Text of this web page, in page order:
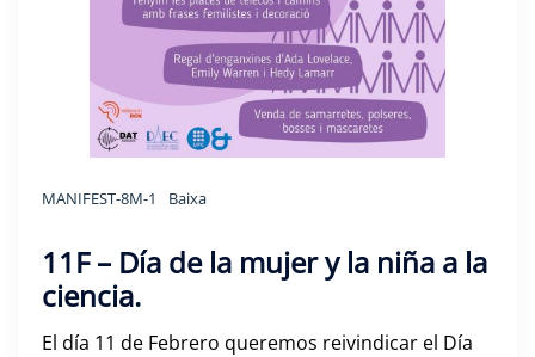
MANIFEST-8M-1 Baixa
11F – Día de la mujer y la niña a la
ciencia.
El día 11 de Febrero queremos reivindicar el Día